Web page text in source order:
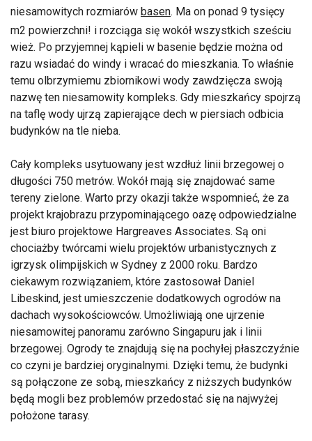
niesamowitych rozmiarów basen. Ma on ponad 9 tysięcy
m2 powierzchni! i rozciąga się wokół wszystkich sześciu
wież. Po przyjemnej kąpieli w basenie będzie można od
razu wsiadać do windy i wracać do mieszkania. To właśnie
temu olbrzymiemu zbiornikowi wody zawdzięcza swoją
nazwę ten niesamowity kompleks. Gdy mieszkańcy spojrzą
na taflę wody ujrzą zapierające dech w piersiach odbicia
budynków na tle nieba.
Cały kompleks usytuowany jest wzdłuż linii brzegowej o
długości 750 metrów. Wokół mają się znajdować same
tereny zielone. Warto przy okazji także wspomnieć, że za
projekt krajobrazu przypominającego oazę odpowiedzialne
jest biuro projektowe Hargreaves Associates. Są oni
chociażby twórcami wielu projektów urbanistycznych z
igrzysk olimpijskich w Sydney z 2000 roku. Bardzo
ciekawym rozwiązaniem, które zastosował Daniel
Libeskind, jest umieszczenie dodatkowych ogrodów na
dachach wysokościowców. Umożliwiają one ujrzenie
niesamowitej panoramu zarówno Singapuru jak i linii
brzegowej. Ogrody te znajdują się na pochyłej płaszczyźnie
co czyni je bardziej oryginalnymi. Dzięki temu, że budynki
są połączone ze sobą, mieszkańcy z niższych budynków
będą mogli bez problemów przedostać się na najwyżej
położone tarasy.